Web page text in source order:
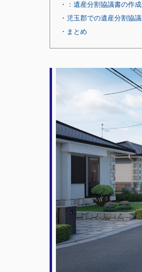
・：遺産分割協議書の作
・児玉郡での遺産分割協
・まとめ